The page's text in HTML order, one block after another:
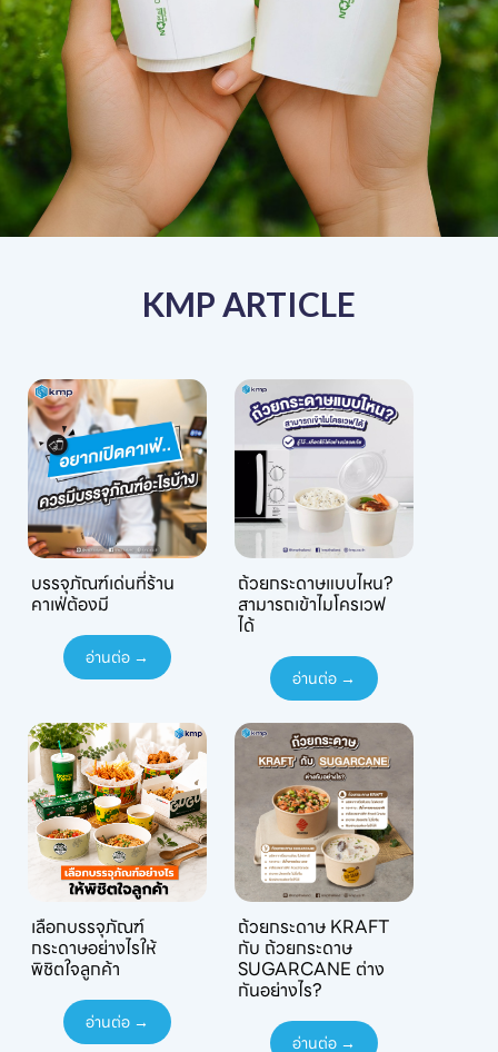
KMP ARTICLE
บรรจุภัณฑ์เด่นที่ร้าน
คาเฟ่ต้องมี
อ่านต่อ →
ถ้วยกระดาษแบบไหน?
สามารถเข้าไมโครเวฟ
ได้
อ่านต่อ →
เลือกบรรจุภัณฑ์
กระดาษอย่างไรให้
พิชิตใจลูกค้า
อ่านต่อ →
ถ้วยกระดาษ KRAFT
กับ ถ้วยกระดาษ
SUGARCANE ต่าง
กันอย่างไร?
อ่านต่อ →